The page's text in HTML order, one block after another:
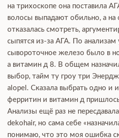
на трихоскопе она поставила
волосы выпадают обильно, а
отказалась смотреть,
сыпятся из-за АГА. По
сывороточное железо было в
а витамин д 8. В общем
выбор, тайм ту гроу три
alopel. Сказала выбрать одно и
ферритин и витамин д
Анализы ещё раз не
dekohair, но сама себе
понимаю, что это моя ошибка